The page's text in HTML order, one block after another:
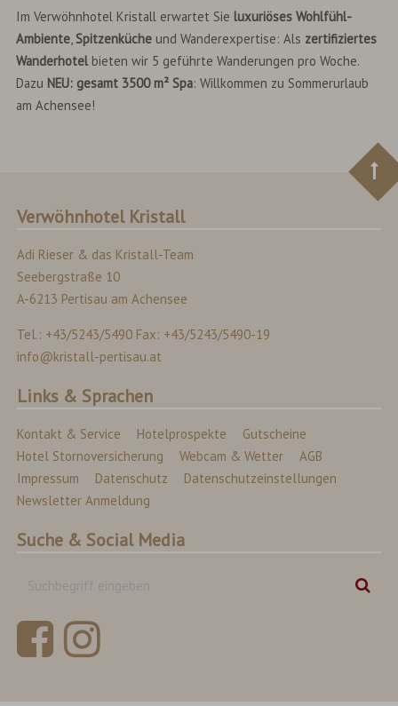
Im Verwöhnhotel Kristall erwartet Sie luxuriöses Wohlfühl-
Ambiente ,Spitzenküche und Wanderexpertise: Als zertifiziertes
Wanderhotel bieten wir 5 geführte Wanderungen pro Woche.
Dazu NEU: gesamt 3500 m² Spa: Willkommen zu Sommerurlaub
am Achensee!
Verwöhnhotel Kristall
Adi Rieser & das Kristall-Team
Seebergstraße 10
A-6213 Pertisau am Achensee
Tel.: +43/5243/5490 Fax: +43/5243/5490-19
info@kristall-pertisau.at
Links & Sprachen
Kontakt & Service Hotelprospekte
Gutscheine
Hotel Stornoversicherung
Webcam & Wetter
AGB
Impressum
Datenschutz
Datenschutzeinstellungen
Newsletter Anmeldung
Suche & Social Media